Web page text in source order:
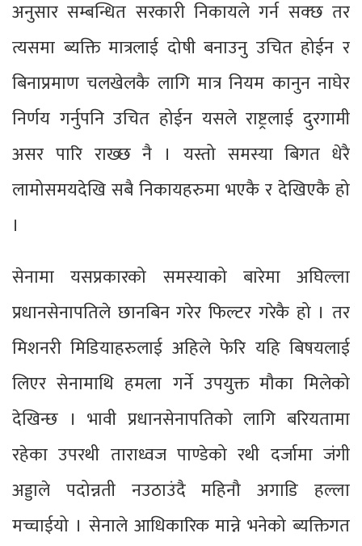
अनुसार सम्बन्धित सरकारी निकायले गर्न सक्छ तर
त्यसमा ब्यक्ति मात्रलाई दोषी बनाउनु उचित होईन र
बिनाप्रमाण चलखेलकै लागि मात्र नियम कानुन नाघेर
निर्णय गर्नुपनि उचित होईन यसले राष्ट्रलाई दुरगामी
असर पारि राख्छ नै । यस्तो समस्या बिगत धेरै
लामोसमयदेखि सबै निकायहरुमा भएकै र देखिएकै हो
।
सेनामा यसप्रकारको समस्याको बारेमा अघिल्ला
प्रधानसेनापतिले छानबिन गरेर फिल्टर गरेकै हो । तर
मिशनरी मिडियाहरुलाई अहिले फेरि यहि बिषयलाई
लिएर सेनामाथि हमला गर्ने उपयुक्त मौका मिलेको
देखिन्छ । भावी प्रधानसेनापतिको लागि बरियतामा
रहेका उपरथी ताराध्वज पाण्डेको रथी दर्जामा जंगी
अड्डाले पदोन्नती नउठाउंदै महिनौ अगाडि हल्ला
मच्चाईयो । सेनाले आधिकारिक मान्ने भनेको ब्यक्तिगत